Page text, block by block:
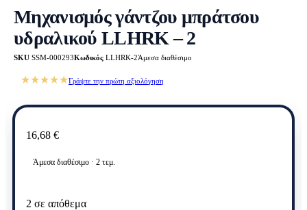
Μηχανισμός γάντζου μπράτσου
υδραλικού LLHRK – 2
SKU SSM-000293Κωδικός LLHRK-2Άμεσα διαθέσιμο
★★★★★Γράψτε την πρώτη αξιολόγηση
16,68 €
Άμεσα διαθέσιμο · 2 τεμ.
2 σε απόθεμα